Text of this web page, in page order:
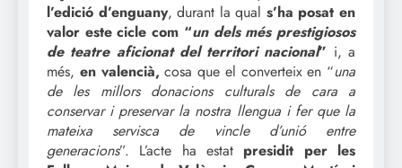
l’edició d’enguany, durant la qual s’ha posat en
valor este cicle com “un dels més prestigiosos
de teatre aficionat del territori nacional” i, a
més, en valencià, cosa que el converteix en “una
de les millors donacions culturals de cara a
conservar i preservar la nostra llengua i fer que la
mateixa servisca de vincle d’unió entre
generacions”. L’acte ha estat presidit per les